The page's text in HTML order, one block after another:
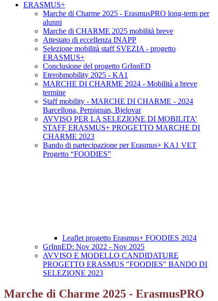
ERASMUS+
Marche di Charme 2025 - ErasmusPRO long-term per
alunni
Marche di CHARME 2025 mobilità breve
Attestato di eccellenza INAPP
Selezione mobilità staff SVEZIA - progetto
ERASMUS+
Conclusione del progetto GrInnED
Eterobmobility 2025 - KA1
MARCHE DI CHARME 2024 - Mobilità a breve
termine
Staff mobility - MARCHE DI CHARME - 2024
Barcellona, Perpignan, Bjelovar
AVVISO PER LA SELEZIONE DI MOBILITA’
STAFF ERASMUS+ PROGETTO MARCHE DI
CHARME 2023
Bando di partecipazione per Erasmus+ KA1 VET
Progetto “FOODIES”
Leaflet progetto Erasmus+ FOODIES 2024
GrInnED: Nov 2022 - Nov 2025
AVVISO E MODELLO CANDIDATURE
PROGETTO ERASMUS "FOODIES" BANDO DI
SELEZIONE 2023
Marche di Charme 2025 - ErasmusPRO